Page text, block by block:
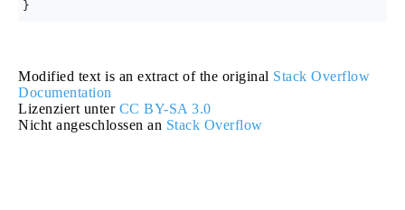
Modified text is an extract of the original Stack Overflow
Documentation
Lizenziert unter CC BY-SA 3.0
Nicht angeschlossen an Stack Overflow